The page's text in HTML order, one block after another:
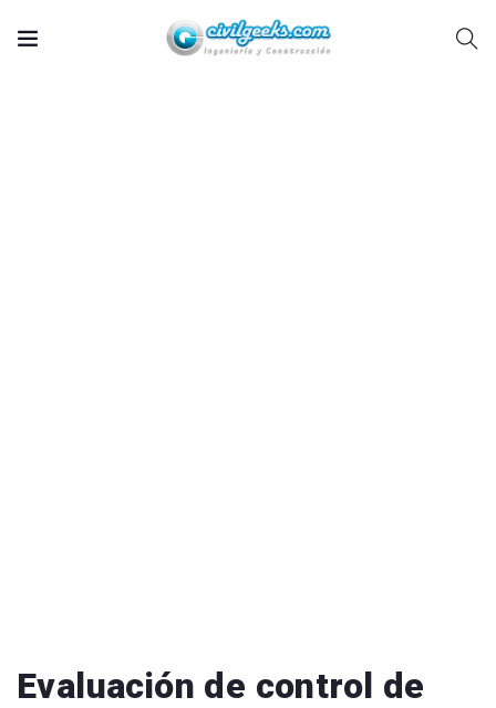
Evaluación de control de